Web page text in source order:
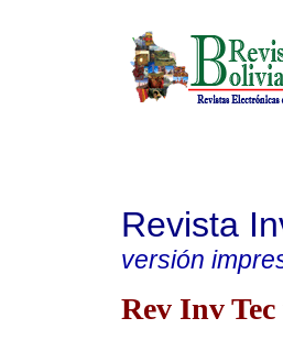
Revista
versión
Rev Inv